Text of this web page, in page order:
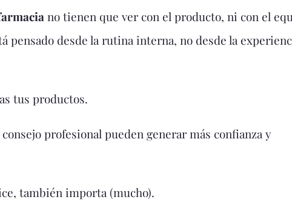
no tienen que ver con el producto, ni con el
pensado desde la rutina interna, no desde la
tus productos.
profesional pueden generar más confianza y
también importa (mucho).